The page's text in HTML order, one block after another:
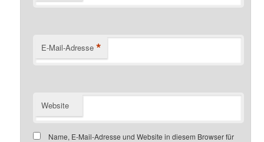
E-Mail-Adresse *
Website
Name, E-Mail-Adresse und Website in diesem Browser für